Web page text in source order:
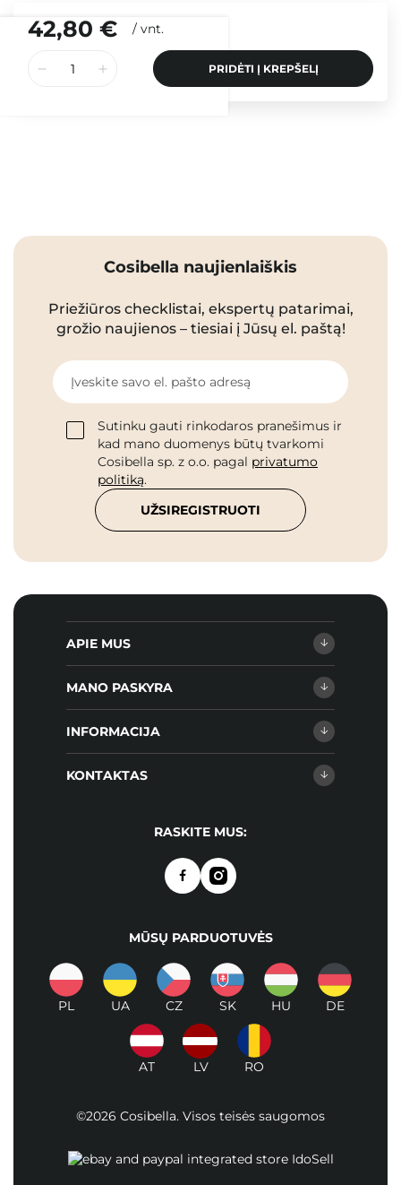
42,80 € / vnt.
PRIDĖTI Į KREPŠELĮ
Cosibella naujienlaiškis
Priežiūros checklistai, ekspertų patarimai,
grožio naujienos – tiesiai į Jūsų el. paštą!
Įveskite savo el. pašto adresą
Sutinku gauti rinkodaros pranešimus ir
kad mano duomenys būtų tvarkomi
Cosibella sp. z o.o. pagal privatumo
politiką.
UŽSIREGISTRUOTI
APIE MUS
MANO PASKYRA
INFORMACIJA
KONTAKTAS
RASKITE MUS:
MŪSŲ PARDUOTUVĖS
PL UA CZ SK HU DE
AT LV RO
©2026 Cosibella. Visos teisės saugomos